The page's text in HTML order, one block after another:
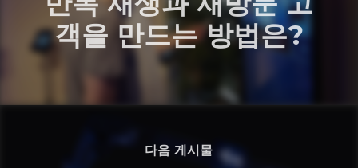
객을 만드는 방법은?
다음 게시물